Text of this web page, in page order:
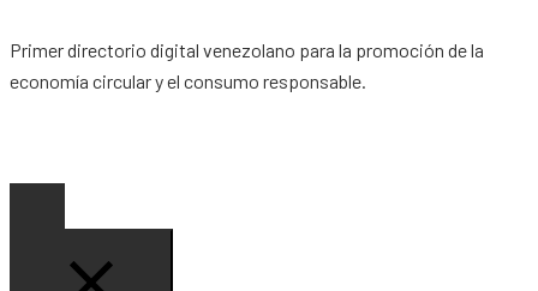
Primer directorio digital venezolano para la promoción de la
economía circular y el consumo responsable.